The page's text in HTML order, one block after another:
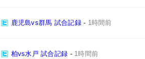
鹿児島vs群馬 試合記録- 1時間前
柏vs水戸 試合記録 - 1時間前